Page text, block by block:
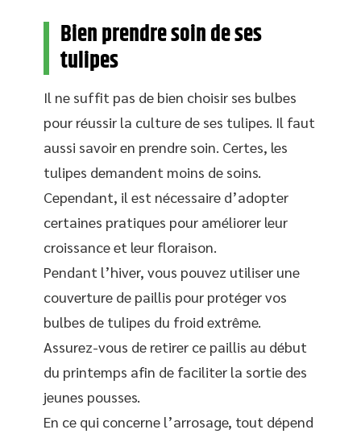
Bien prendre soin de ses
tulipes
Il ne suffit pas de bien choisir ses bulbes
pour réussir la culture de ses tulipes. Il faut
aussi savoir en prendre soin. Certes, les
tulipes demandent moins de soins.
Cependant, il est nécessaire d’adopter
certaines pratiques pour améliorer leur
croissance et leur floraison.
Pendant l’hiver, vous pouvez utiliser une
couverture de paillis pour protéger vos
bulbes de tulipes du froid extrême.
Assurez-vous de retirer ce paillis au début
du printemps afin de faciliter la sortie des
jeunes pousses.
En ce qui concerne l’arrosage, tout dépend